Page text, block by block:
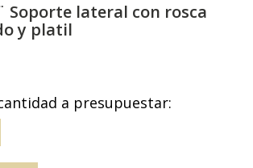
Soporte lateral con rosca
y platil
a presupuestar: